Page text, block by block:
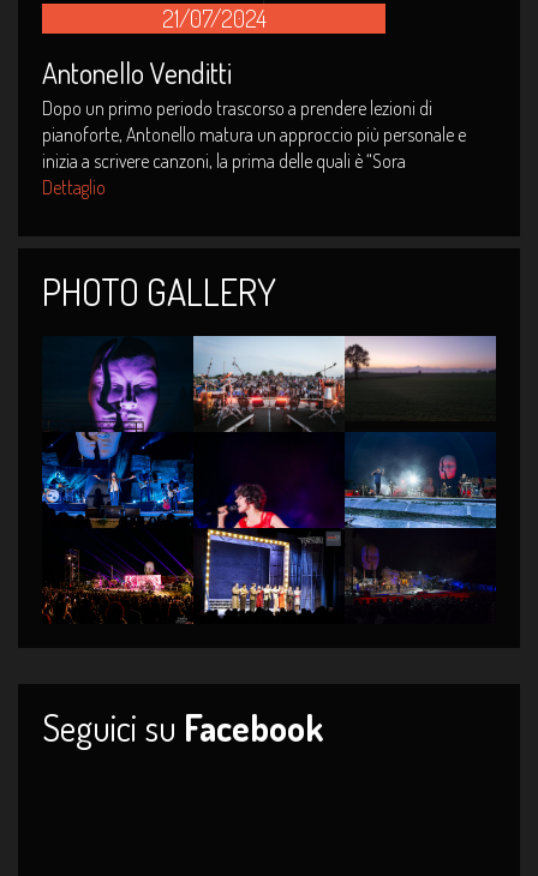
21/07/2024
Antonello Venditti
Dopo un primo periodo trascorso a prendere lezioni di
pianoforte, Antonello matura un approccio più personale e
inizia a scrivere canzoni, la prima delle quali è “Sora
Dettaglio
PHOTO GALLERY
Seguici su Facebook